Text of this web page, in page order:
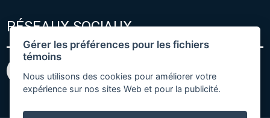
RÉSEAUX SOCIAUX
Gérer les préférences pour les fichiers
témoins
Nous utilisons des cookies pour améliorer votre
expérience sur nos sites Web et pour la publicité.